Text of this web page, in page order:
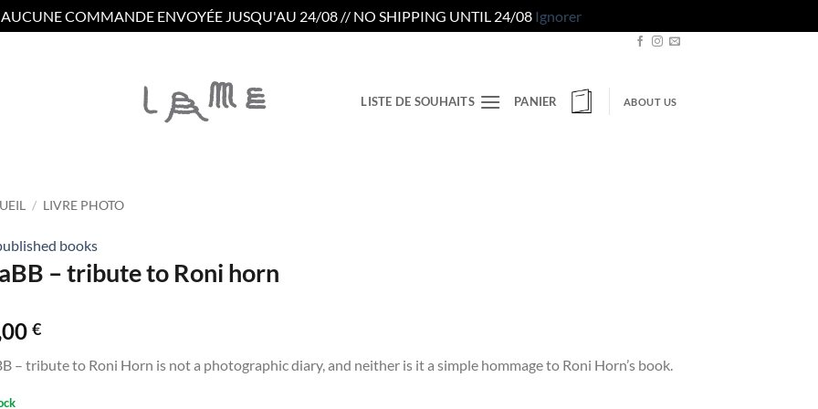
AUCUNE COMMANDE ENVOYÉE JUSQU'AU 24/08 // NO SHIPPING UNTIL 24/08 Ignorer
LISTE DE SOUHAITS PANIER ABOUT US
/ LIVRE PHOTO
books
– tribute to Roni horn
€
– tribute to Roni Horn is not a photographic diary, and neither is it a simple hommage to Roni Horn’s book.